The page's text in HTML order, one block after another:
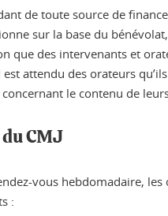
de toute source de
sur la base du
que des intervenants et
attendu des orateurs
concernant le contenu de
CMJ
vous hebdomadaire,
: